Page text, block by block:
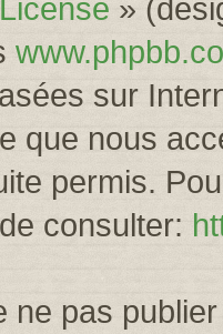
»
sur
que nous
permis.
consulter:
ne pas